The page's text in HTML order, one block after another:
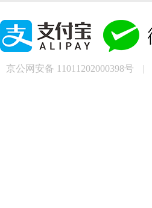
京公网安备 11011202000398号 |